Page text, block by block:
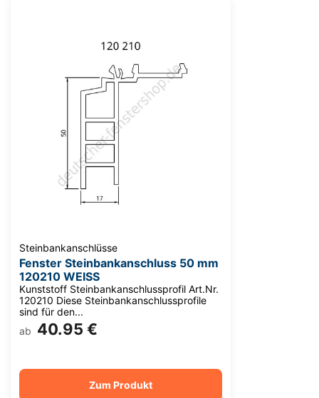
Steinbankanschlüsse
Fenster Steinbankanschluss 50 mm
120210 WEISS
Kunststoff Steinbankanschlussprofil Art.Nr.
120210 Diese Steinbankanschlussprofile
sind für den...
ab 40.95 €
Zum Produkt